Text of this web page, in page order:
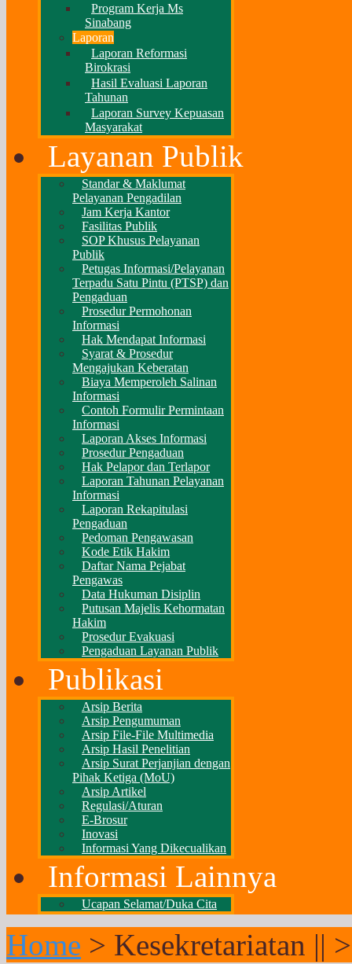
Program Kerja Ms
Sinabang
Laporan
Laporan Reformasi
Birokrasi
Hasil Evaluasi Laporan
Tahunan
Laporan Survey Kepuasan
Masyarakat
Layanan Publik
Standar & Maklumat
Pelayanan Pengadilan
Jam Kerja Kantor
Fasilitas Publik
SOP Khusus Pelayanan
Publik
Petugas Informasi/Pelayanan
Terpadu Satu Pintu (PTSP) dan
Pengaduan
Prosedur Permohonan
Informasi
Hak Mendapat Informasi
Syarat & Prosedur
Mengajukan Keberatan
Biaya Memperoleh Salinan
Informasi
Contoh Formulir Permintaan
Informasi
Laporan Akses Informasi
Prosedur Pengaduan
Hak Pelapor dan Terlapor
Laporan Tahunan Pelayanan
Informasi
Laporan Rekapitulasi
Pengaduan
Pedoman Pengawasan
Kode Etik Hakim
Daftar Nama Pejabat
Pengawas
Data Hukuman Disiplin
Putusan Majelis Kehormatan
Hakim
Prosedur Evakuasi
Pengaduan Layanan Publik
Publikasi
Arsip Berita
Arsip Pengumuman
Arsip File-File Multimedia
Arsip Hasil Penelitian
Arsip Surat Perjanjian dengan
Pihak Ketiga (MoU)
Arsip Artikel
Regulasi/Aturan
E-Brosur
Inovasi
Informasi Yang Dikecualikan
Informasi Lainnya
Ucapan Selamat/Duka Cita
Home > Kesekretariatan ||